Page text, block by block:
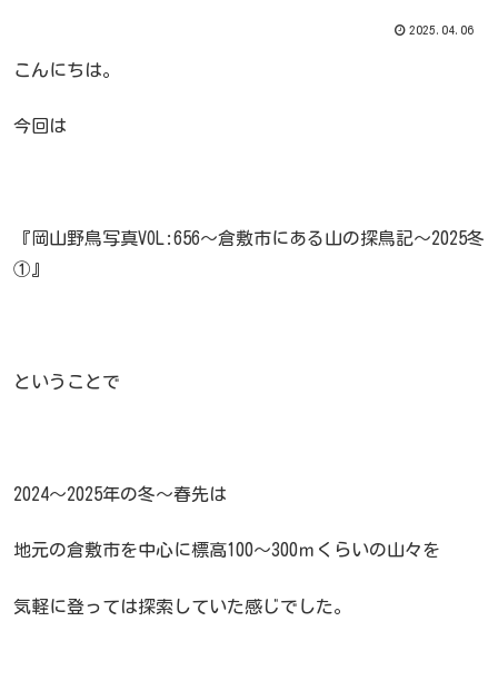
2025.04.06
こんにちは。
今回は
『岡山野鳥写真VOL:656～倉敷市にある山の探鳥記～2025冬
①』
ということで
2024～2025年の冬～春先は
地元の倉敷市を中心に標高100～300ｍくらいの山々を
気軽に登っては探索していた感じでした。